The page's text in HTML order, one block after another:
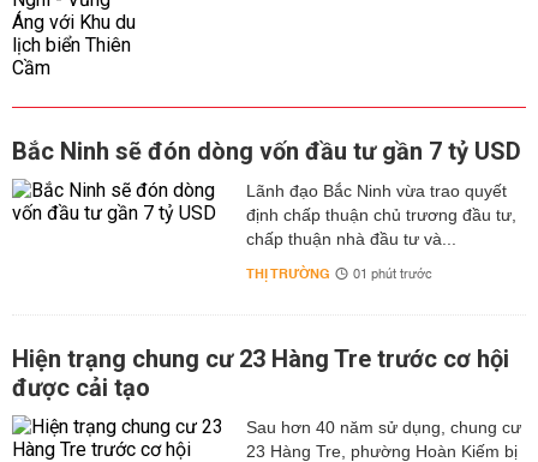
Bắc Ninh sẽ đón dòng vốn đầu tư gần 7 tỷ USD
Lãnh đạo Bắc Ninh vừa trao quyết
định chấp thuận chủ trương đầu tư,
chấp thuận nhà đầu tư và...
THỊ TRƯỜNG 01 phút trước
Hiện trạng chung cư 23 Hàng Tre trước cơ hội
được cải tạo
Sau hơn 40 năm sử dụng, chung cư
23 Hàng Tre, phường Hoàn Kiếm bị